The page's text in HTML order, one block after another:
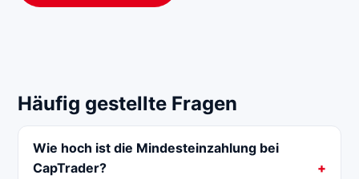
Häufig gestellte Fragen
Wie hoch ist die Mindesteinzahlung bei
CapTrader?